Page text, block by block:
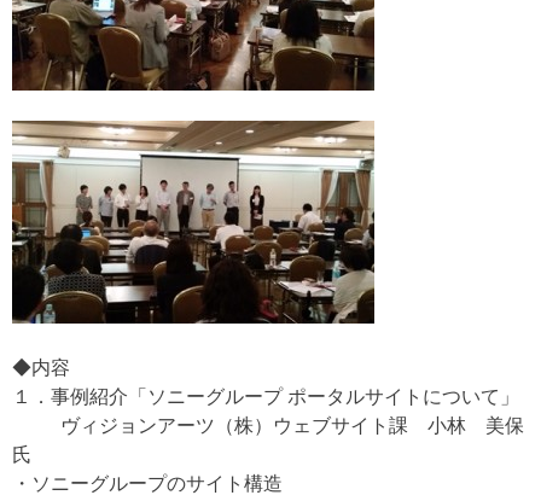
◆内容
１．事例紹介「ソニーグループ ポータルサイトについて」
ヴィジョンアーツ（株）ウェブサイト課 小林 美保
氏
・ソニーグループのサイト構造